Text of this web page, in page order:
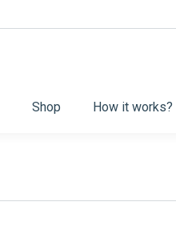
Shop How it works?